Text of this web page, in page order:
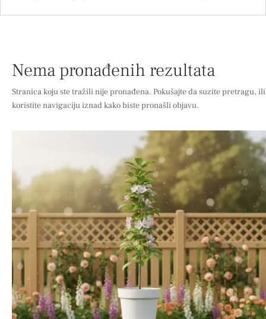
Nema pronađenih rezultata
Stranica koju ste tražili nije pronađena. Pokušajte da suzite pretragu, ili
koristite navigaciju iznad kako biste pronašli objavu.